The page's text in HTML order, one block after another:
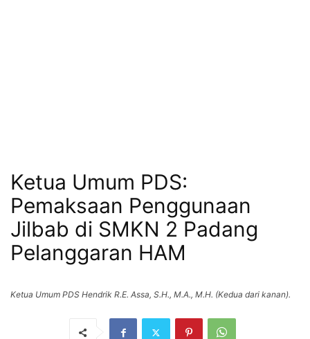
Ketua Umum PDS:
Pemaksaan Penggunaan
Jilbab di SMKN 2 Padang
Pelanggaran HAM
Ketua Umum PDS Hendrik R.E. Assa, S.H., M.A., M.H. (Kedua dari kanan).